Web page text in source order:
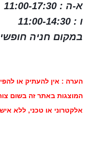
א-ה : 11:00-17:30
ו : 11:00-14:30
במקום חניה
הערה : אין להעתיק או
המוצגות באתר זה בשום
אלקטרוני או טכני, ללא